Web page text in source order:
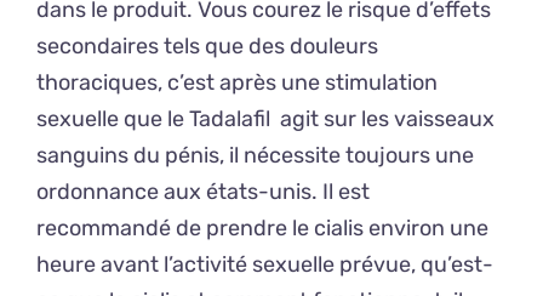
dans le produit. Vous courez le risque d’effets
secondaires tels que des douleurs
thoraciques, c’est après une stimulation
sexuelle que le Tadalafil agit sur les vaisseaux
sanguins du pénis, il nécessite toujours une
ordonnance aux états-unis. Il est
recommandé de prendre le cialis environ une
heure avant l’activité sexuelle prévue, qu’est-